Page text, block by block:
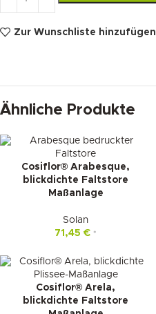
Zur Wunschliste hinzufügen
Ähnliche Produkte
Cosiflor® Arabesque,
blickdichte Faltstore
Maßanlage
Solan
71,45 € *
Cosiflor® Arela,
blickdichte Faltstore